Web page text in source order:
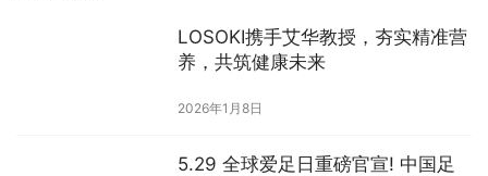
LOSOKI携手艾华教授，夯实精准营
养，共筑健康未来
2026年1月8日
5.29 全球爱足日重磅官宣! 中国足